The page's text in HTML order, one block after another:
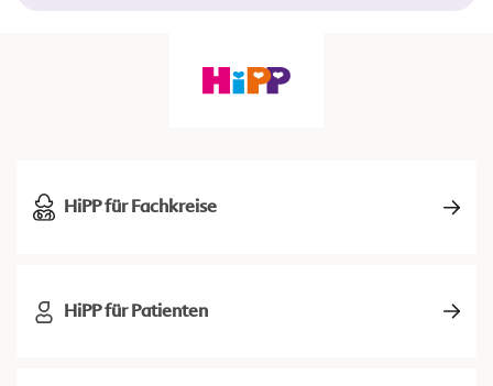
HiPP für Fachkreise
HiPP für Patienten